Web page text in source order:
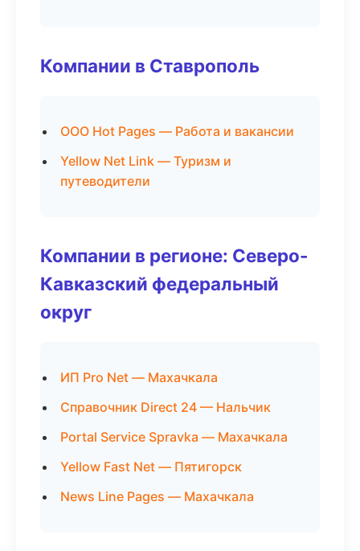
Компании в Ставрополь
ООО Hot Pages — Работа и вакансии
Yellow Net Link — Туризм и
путеводители
Компании в регионе: Северо-
Кавказский федеральный
округ
ИП Pro Net — Махачкала
Справочник Direct 24 — Нальчик
Portal Service Spravka — Махачкала
Yellow Fast Net — Пятигорск
News Line Pages — Махачкала